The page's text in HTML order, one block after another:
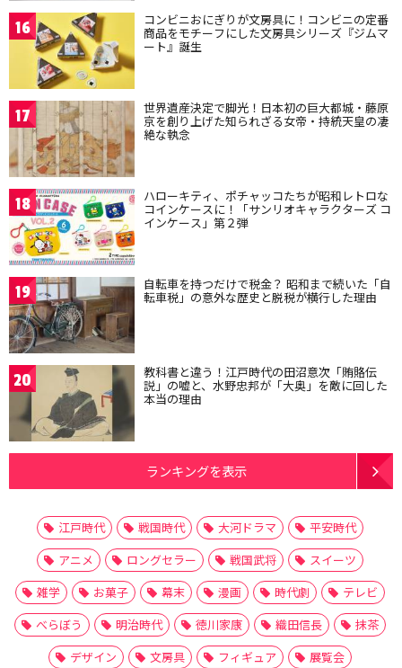
16 コンビニおにぎりが文房具に！コンビニの定番
商品をモチーフにした文房具シリーズ『ジムマ
ート』誕生
17 世界遺産決定で脚光！日本初の巨大都城・藤原
京を創り上げた知られざる女帝・持統天皇の凄
絶な執念
18 ハローキティ、ポチャッコたちが昭和レトロな
コインケースに！「サンリオキャラクターズ コ
インケース」第２弾
19 自転車を持つだけで税金？ 昭和まで続いた「自
転車税」の意外な歴史と脱税が横行した理由
20 教科書と違う！江戸時代の田沼意次「賄賂伝
説」の嘘と、水野忠邦が「大奥」を敵に回した
本当の理由
ランキングを表示
江戸時代 戦国時代 大河ドラマ
平安時代
アニメ
ロングセラー 戦国武将
スイーツ
雑学
お菓子 幕末 漫画 時代劇
テレビ
べらぼう
明治時代 徳川家康 織田信長
抹茶
デザイン
文房具 フィギュア
展覧会